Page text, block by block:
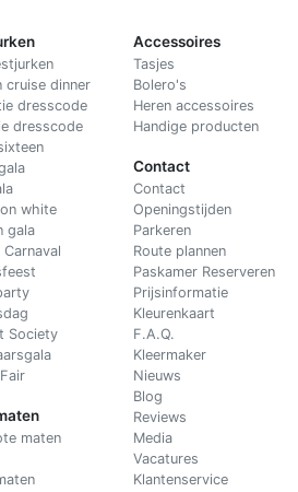
cruise dinner
dresscode
dresscode
white
gala
Carnaval
Society
maten
Accessoires
Tasjes
Bolero's
Heren accessoires
Handige producten
Contact
Contact
Openingstijden
Parkeren
Route plannen
Paskamer Reserveren
Prijsinformatie
Kleurenkaart
F.A.Q.
Kleermaker
Nieuws
Blog
Reviews
Media
Vacatures
Klantenservice